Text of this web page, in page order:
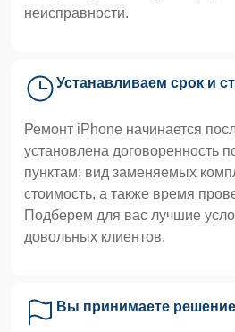
неисправности.
Устанавливаем срок и
Ремонт iPhone начинается
установлена договоренность
пунктам: вид заменяемых
стоимость, а также время
Подберем для вас лучшие
довольных клиентов.
Вы принимаете решение